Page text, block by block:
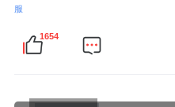
服
1654